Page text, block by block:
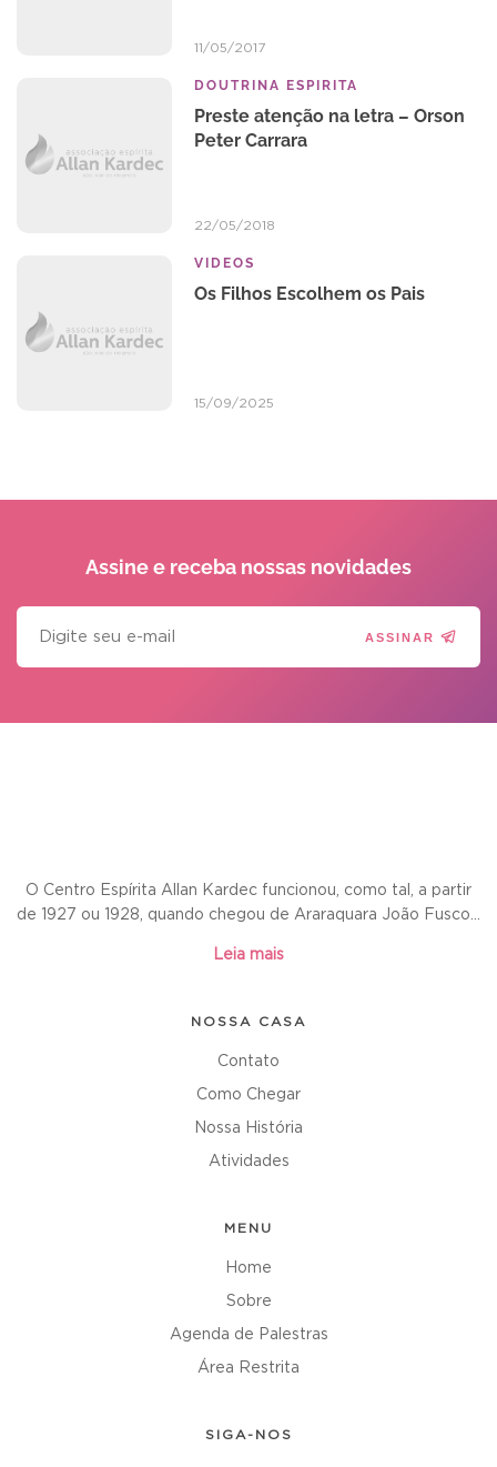
11/05/2017
DOUTRINA ESPIRITA
Preste atenção na letra – Orson
Peter Carrara
22/05/2018
VIDEOS
Os Filhos Escolhem os Pais
15/09/2025
Assine e receba nossas novidades
ASSINAR
O Centro Espírita Allan Kardec funcionou, como tal, a partir
de 1927 ou 1928, quando chegou de Araraquara João Fusco...
Leia mais
NOSSA CASA
Contato
Como Chegar
Nossa História
Atividades
MENU
Home
Sobre
Agenda de Palestras
Área Restrita
SIGA-NOS